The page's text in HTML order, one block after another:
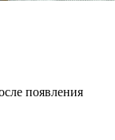
появления